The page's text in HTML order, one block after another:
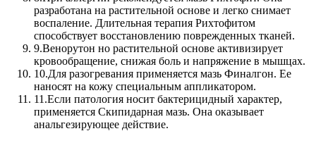
разработана на растительной основе и легко снимает
воспаление. Длительная терапия Рихтофитом
способствует восстановлению поврежденных тканей.
9.Венорутон но растительной основе активизирует
кровообращение, снижая боль и напряжение в мышцах.
10.Для разогревания применяется мазь Финалгон. Ее
наносят на кожу специальным аппликатором.
11.Если патология носит бактерицидный характер,
применяется Скипидарная мазь. Она оказывает
анальгезирующее действие.